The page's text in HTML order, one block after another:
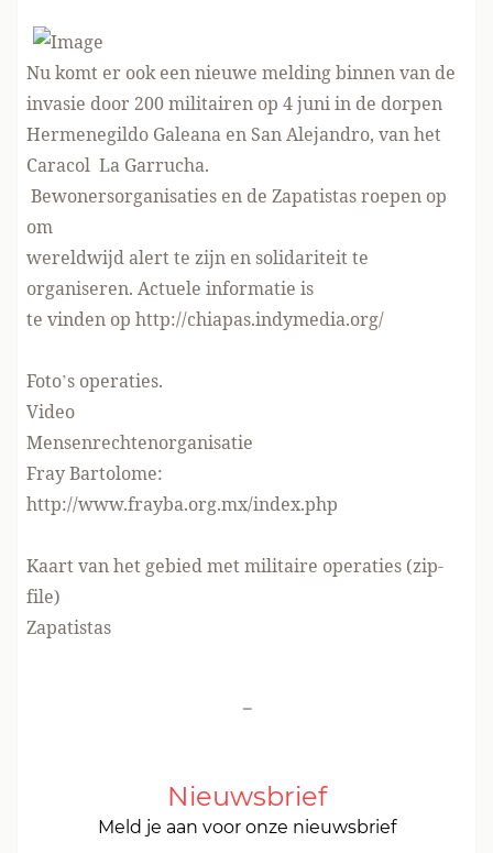
Nu komt er ook een nieuwe melding binnen van de
invasie door 200 militairen op 4 juni in de dorpen
Hermenegildo Galeana en San Alejandro, van het
Caracol La Garrucha.
Bewonersorganisaties en de Zapatistas roepen op
om
wereldwijd alert te zijn en solidariteit te
organiseren. Actuele informatie is
te vinden op http://chiapas.indymedia.org/
Foto’s operaties.
Video
Mensenrechtenorganisatie
Fray Bartolome:
http://www.frayba.org.mx/index.php
Kaartvan het gebied met militaire operaties (zip-
file)
Zapatistas
-
Nieuwsbrief
Meld je aan voor onze nieuwsbrief